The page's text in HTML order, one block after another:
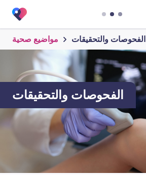
مواضيع صحية الفحوصات والتحقيقات
الفحوصات والتحقيقات